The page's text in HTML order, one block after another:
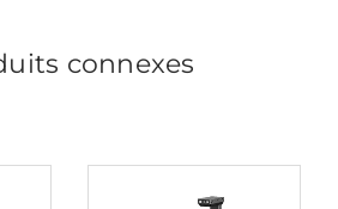
connexes